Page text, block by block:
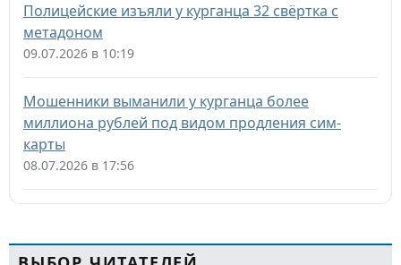
Полицейские изъяли у курганца 32 свёртка с
метадоном
09.07.2026 в 10:19
Мошенники выманили у курганца более
миллиона рублей под видом продления сим-
карты
08.07.2026 в 17:56